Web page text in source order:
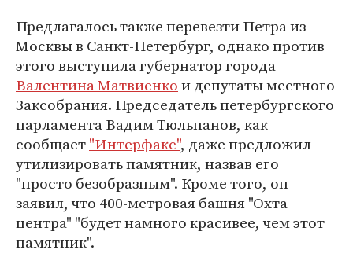
Предлагалось также перевезти Петра из
Москвы в Санкт-Петербург, однако против
этого выступила губернатор города
Валентина Матвиенкои депутаты местного
Заксобрания. Председатель петербургского
парламента Вадим Тюльпанов, как
сообщает"Интерфакс", даже предложил
утилизировать памятник, назвав его
"просто безобразным". Кроме того, он
заявил, что 400-метровая башня "Охта
центра" "будет намного красивее, чем этот
памятник".